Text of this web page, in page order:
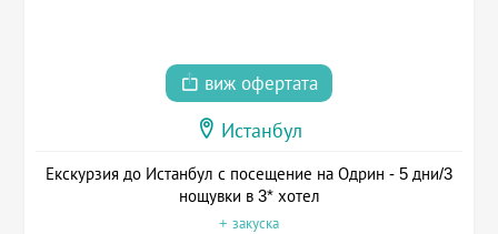
виж офертата
Истанбул
Екскурзия до Истанбул с посещение на Одрин - 5 дни/3
нощувки в 3* хотел
+ закуска